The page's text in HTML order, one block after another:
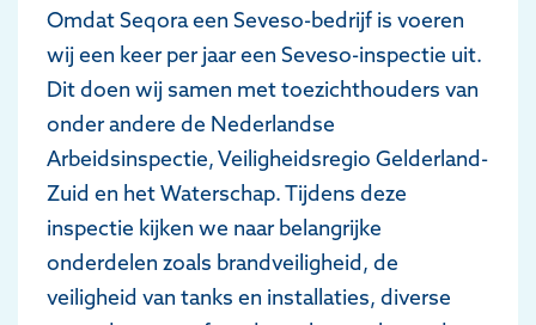
Omdat Seqora een Seveso-bedrijf is voeren
wij een keer per jaar een Seveso-inspectie uit.
Dit doen wij samen met toezichthouders van
onder andere de Nederlandse
Arbeidsinspectie, Veiligheidsregio Gelderland-
Zuid en het Waterschap. Tijdens deze
inspectie kijken we naar belangrijke
onderdelen zoals brandveiligheid, de
veiligheid van tanks en installaties, diverse